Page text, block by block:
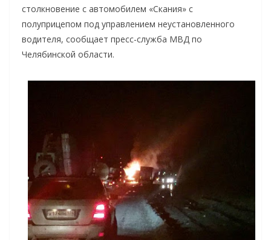
столкновение с автомобилем «Скания» с
полуприцепом под управлением неустановленного
водителя, сообщает пресс-служба МВД по
Челябинской области.